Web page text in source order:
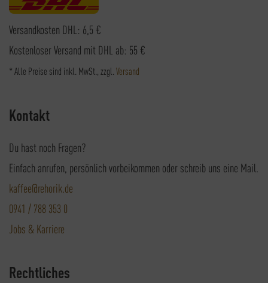
Versandkosten DHL: 6,5 €
Kostenloser Versand mit DHL ab: 55 €
* Alle Preise sind inkl. MwSt., zzgl. Versand
Kontakt
Du hast noch Fragen?
Einfach anrufen, persönlich vorbeikommen oder schreib uns eine Mail.
kaffee@rehorik.de
0941 / 788 353 0
Jobs & Karriere
Rechtliches